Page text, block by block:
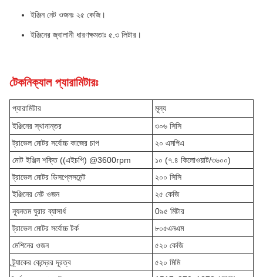
ইঞ্জিন নেট ওজনঃ ২৫ কেজি।
ইঞ্জিনের জ্বালানী ধারণক্ষমতাঃ ৫.৩ লিটার।
টেকনিক্যাল প্যারামিটারঃ
প্যারামিটার
মূল্য
ইঞ্জিনের স্থানান্তর
৩০৬ সিসি
ট্রাভেল মোটর সর্বোচ্চ কাজের চাপ
২০ এমপিএ
মোট ইঞ্জিন শক্তি ((এইচপি) @3600rpm
১০ (৭.৪ কিলোওয়াট/৩৬০০)
ট্রাভেল মোটর ডিসপ্লেসমেন্ট
২০০ সিসি
ইঞ্জিনের নেট ওজন
২৫ কেজি
ন্যূনতম ঘুরার ব্যাসার্ধ
0৯৫ মিটার
ট্রাভেল মোটর সর্বোচ্চ টর্ক
৮০৫এনএম
মেশিনের ওজন
৫২০ কেজি
ট্র্যাকের কেন্দ্রের দূরত্ব
৫২০ মিমি